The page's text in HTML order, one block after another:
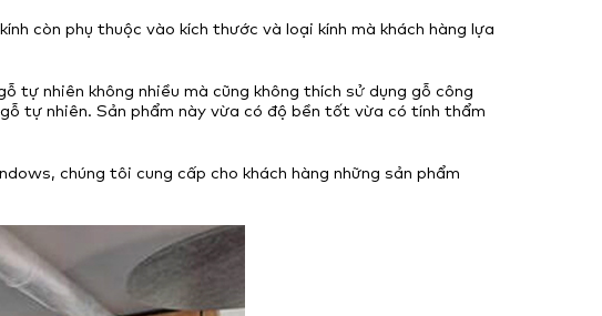
còn phụ thuộc vào kích thước và loại kính mà khách hàng lựa
tự nhiên không nhiều mà cũng không thích sử dụng gỗ công
tự nhiên. Sản phẩm này vừa có độ bền tốt vừa có tính thẩm
chúng tôi cung cấp cho khách hàng những sản phẩm